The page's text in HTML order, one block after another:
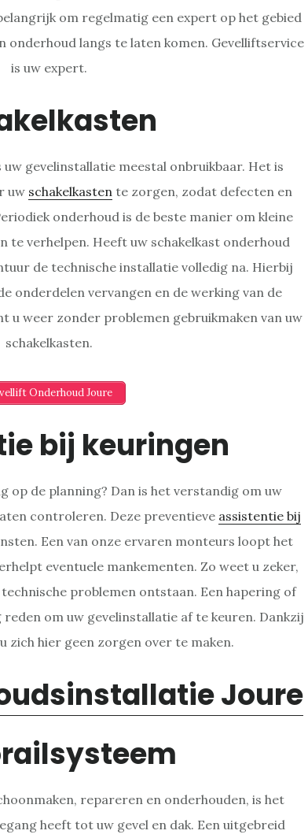
om regelmatig een expert op het gebied
onderhoud langs te laten komen. Gevelliftservice
is uw expert.
gevelinstallatie meestal onbruikbaar. Het is
uw schakelkastente zorgen, zodat defecten en
onderhoud is de beste manier om kleine
te verhelpen. Heeft uw schakelkast onderhoud
de technische installatie volledig na. Hierbij
onderdelen vervangen en de werking van de
u weer zonder problemen gebruikmaken van uw
schakelkasten.
Onderhoud Joure
bij keuringen
op de planning? Dan is het verstandig om uw
controleren. Deze preventieve assistentie bij
Een van onze ervaren monteurs loopt het
eventuele mankementen. Zo weet u zeker,
problemen ontstaan. Een hapering of
om uw gevelinstallatie af te keuren. Dankzij
zich hier geen zorgen over te maken.
repareren en onderhouden, is het
heeft tot uw gevel en dak. Een uitgebreid